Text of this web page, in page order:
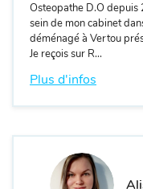
Osteopathe D.O
sein de mon cabinet
déménagé à Vertou
Je reçois sur R...
Plus d'infos